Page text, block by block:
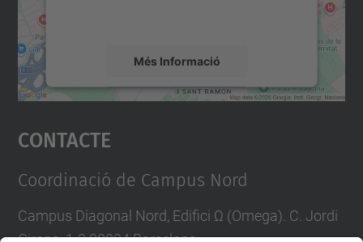
Més Informació
Accepta
powered by
Contacte
Coordinació de Campus Nord
Campus Diagonal Nord, Edifici Ω (Omega). C. Jordi